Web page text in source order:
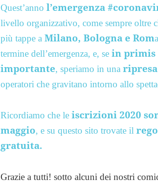
Quest’anno l’emergenza
livello organizzativo, come sempre oltre
più tappe aMilano, Bologna e Rom
termine dell’emergenza, e, se in primis
importante, speriamo in una
operatori che gravitano intorno allo
Ricordiamo che le iscrizioni 2020
maggio, e su questo sito trovate il
gratuita.
Grazie a tutti! sotto alcuni dei nostri